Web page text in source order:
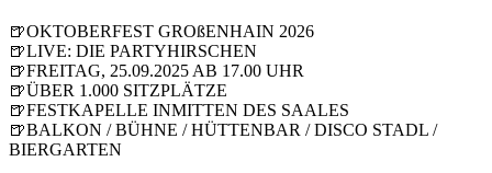
🍺OKTOBERFEST GROßENHAIN 2026
🍺LIVE: DIE PARTYHIRSCHEN
🍺FREITAG, 25.09.2025 AB 17.00 UHR
🍺ÜBER 1.000 SITZPLÄTZE
🍺FESTKAPELLE INMITTEN DES SAALES
🍺BALKON / BÜHNE / HÜTTENBAR / DISCO STADL /
BIERGARTEN